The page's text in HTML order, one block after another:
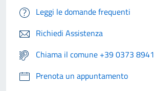
Leggi le domande frequenti
Richiedi Assistenza
Chiama il comune +39 0373 8941
Prenota un appuntamento